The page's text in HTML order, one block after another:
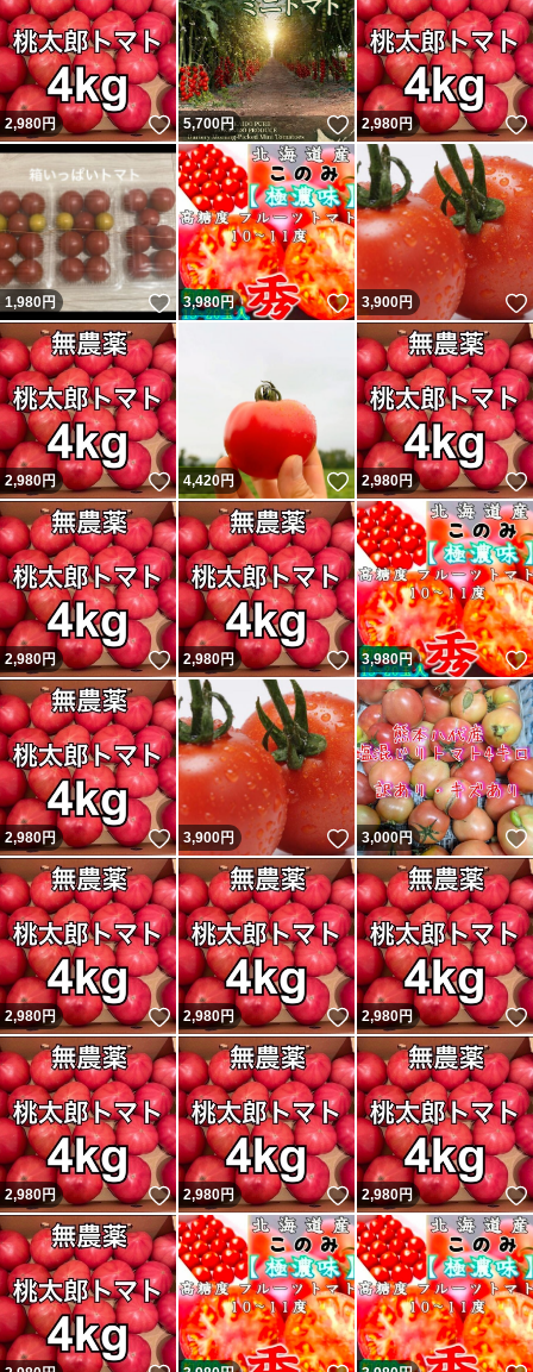
2,980円 いいね！
5,700円 いいね！
2,980円
1,980円 いいね！
3,980円 いいね！
3,900円
2,980円 いいね！
4,420円 いいね！
2,980円
2,980円 いいね！
2,980円 いいね！
3,980円
2,980円 いいね！
3,900円 いいね！
3,000円
2,980円 いいね！
2,980円 いいね！
2,980円
2,980円 いいね！
2,980円 いいね！
2,980円